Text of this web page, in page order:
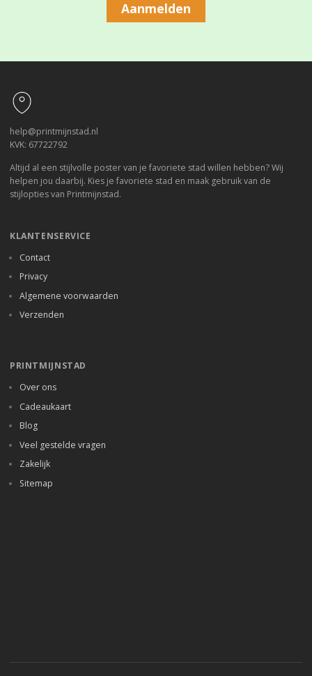
Aanmelden
help@printmijnstad.nl
KVK: 67722792
Altijd al een stijlvolle poster van je favoriete stad willen hebben? Wij
helpen jou daarbij. Kies je favoriete stad en maak gebruik van de
stijlopties van Printmijnstad.
KLANTENSERVICE
Contact
Privacy
Algemene voorwaarden
Verzenden
PRINTMIJNSTAD
Over ons
Cadeaukaart
Blog
Veel gestelde vragen
Zakelijk
Sitemap